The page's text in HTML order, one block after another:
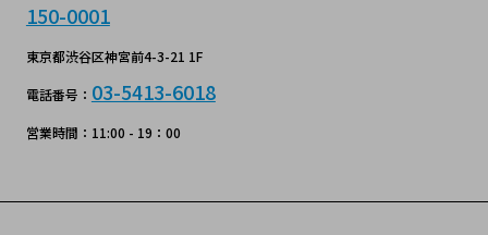
150-0001
東京都渋谷区神宮前4-3-21 1F
電話番号： 03-5413-6018
営業時間：11:00 - 19：00